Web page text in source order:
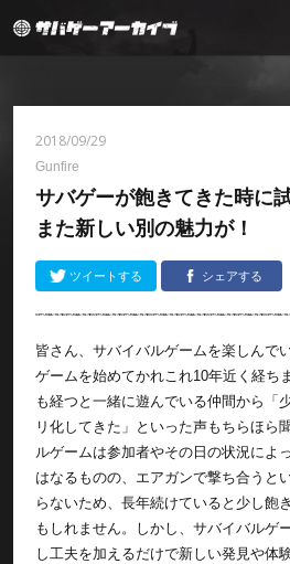
2018/09/29
Gunfire
サバゲーが飽きてきた時に
また新しい別の魅力が！
ツイートする シェアする
皆さん、サバイバルゲームを楽しんで
ゲームを始めてかれこれ10年近く経ち
も経つと一緒に遊んでいる仲間から「
リ化してきた」といった声もちらほら
ルゲームは参加者やその日の状況によ
はなるものの、エアガンで撃ち合うと
らないため、長年続けていると少し飽
もしれません。しかし、サバイバルゲ
し工夫を加えるだけで新しい発見や体